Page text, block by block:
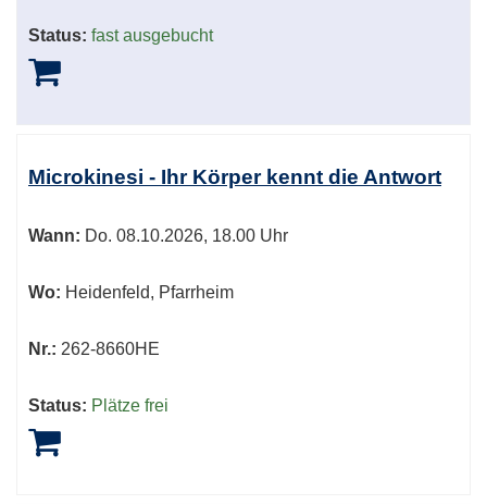
Status: fast ausgebucht
Microkinesi - Ihr Körper kennt die Antwort
Wann: Do. 08.10.2026, 18.00 Uhr
Wo: Heidenfeld, Pfarrheim
Nr.: 262-8660HE
Status: Plätze frei